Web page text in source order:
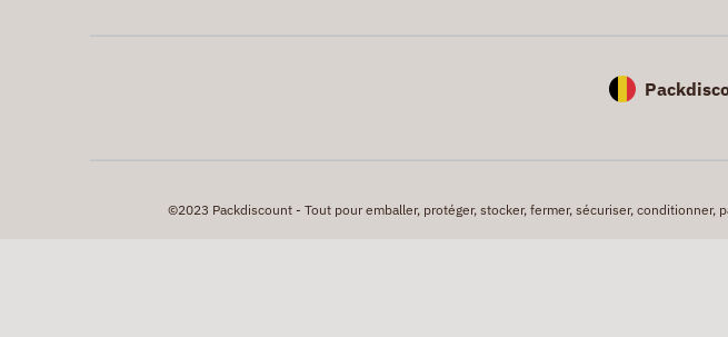
©2023 Packdiscount - Tout pour emballer, protéger, stocker, fermer, sécuriser,